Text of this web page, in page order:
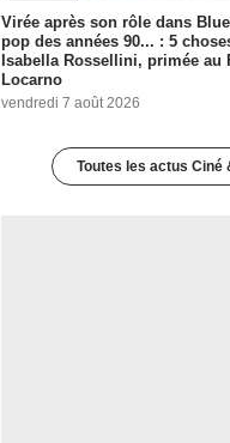
Virée après son rôle dans
pop des années 90... : 5
Isabella Rossellini, primée au
Locarno
vendredi 7 août 2026
Toutes les actus Ciné